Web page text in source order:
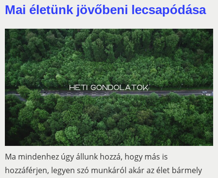
Mai életünk jövőbeni lecsapódása
Ma mindenhez úgy állunk hozzá, hogy más is
hozzáférjen, legyen szó munkáról akár az élet bármely